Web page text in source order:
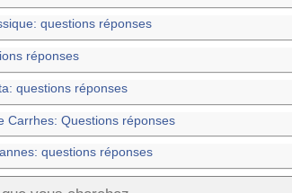
questions réponses
réponses
questions réponses
Carrhes: Questions réponses
questions réponses